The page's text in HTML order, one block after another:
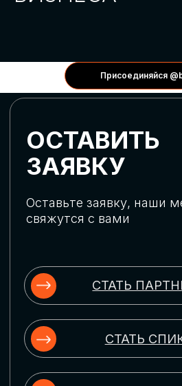
Присоединяйся
ГЛОБАЛЬНАЯ
ЦИФРОВИЗАЦИЯ
актуальных трендов глобальной
трансформации. Узнаем о новых
массовом использовании ИИ-
инструментов, обеспечении
ИСКУССТВЕННЫЙ
Узнаем как компании адаптируются
новой ИИ-реальности. Как ИИ-
сотрудники становятся
«полноправными» членами команды,
ИИ-помощники забирают на себя
и как можно значительно увеличить
производительность без огромных
затрат на нейросети
ЦИФРОВИЗАЦИЯ
УПРАВЛЕНИЯ ПЕРСОНАЛОМ